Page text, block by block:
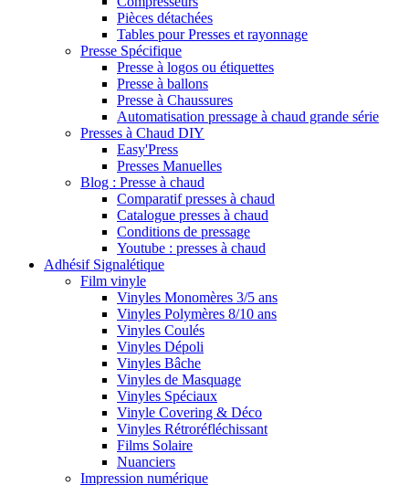
Pièces détachées
Tables pour Presses et rayonnage
Presse Spécifique
Presse à logos ou étiquettes
Presse à ballons
Presse à Chaussures
Automatisation pressage à chaud grande série
Presses à Chaud DIY
Easy'Press
Presses Manuelles
Blog : Presse à chaud
Comparatif presses à chaud
Catalogue presses à chaud
Conditions de pressage
Youtube : presses à chaud
Adhésif Signalétique
Film vinyle
Vinyles Monomères 3/5 ans
Vinyles Polymères 8/10 ans
Vinyles Coulés
Vinyles Dépoli
Vinyles Bâche
Vinyles de Masquage
Vinyles Spéciaux
Vinyle Covering & Déco
Vinyles Rétroréfléchissant
Films Solaire
Nuanciers
Impression numérique